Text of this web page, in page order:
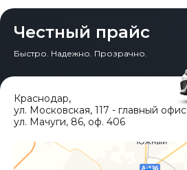
Честный прайс
Быстро. Надежно. Прозрачно.
Краснодар,
ул. Московская, 117 - главный офис
ул. Мачуги, 86, оф. 406